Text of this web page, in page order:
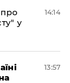
у
14:14
13:57